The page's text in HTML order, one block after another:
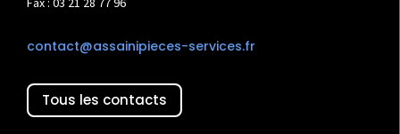
contact@assainipieces-services.fr
Tous les contacts